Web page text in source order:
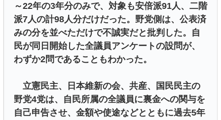
～22年の3年分のみで、対象も安倍派91人、二階
派7人の計98人分だけだった。野党側は、公表済
みの分を並べただけで不誠実だと批判した。自
民が同日開始した全議員アンケートの設問が、
わずか2問であることもわかった。
立憲民主、日本維新の会、共産、国民民主の
野党4党は、自民所属の全議員に裏金への関与を
自己申告させ、金額や使途などとともに過去5年